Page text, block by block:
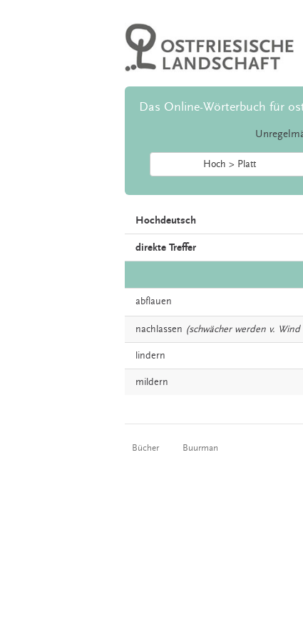
Das Online-Wörterbuch für
Hoch > Platt
Hochdeutsch
direkte Treffer
abflauen
nachlassen (schwächer werden v.
lindern
mildern
Bücher Buurman